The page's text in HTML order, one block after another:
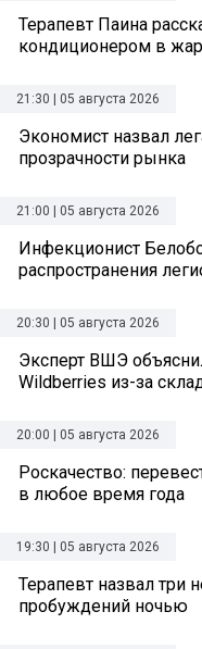
Терапевт Паина
кондиционером в
21:30 | 05 августа 2026
Экономист назвал
прозрачности рынка
21:00 | 05 августа 2026
Инфекционист
распространения
20:30 | 05 августа 2026
Эксперт ВШЭ
Wildberries из-за
20:00 | 05 августа 2026
Роскачество:
в любое время года
19:30 | 05 августа 2026
Терапевт назвал три
пробуждений ночью